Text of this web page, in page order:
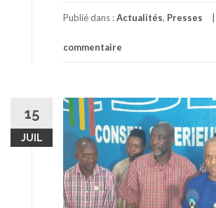
Publié dans :Actualités, Presses
commentaire
15
JUIL